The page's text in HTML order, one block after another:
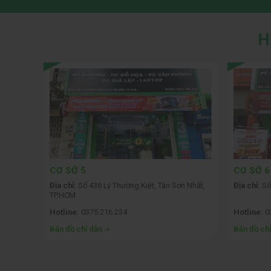
cao, chất lượng hình ảnh tốt và thiết kế tối giản
, cùng các tính năng
phẩm này chắc chắn sẽ giúp bạn có những trải
CƠ SỞ 5
Địa chỉ: Số 436 Lý Thường Kiệt, Tân Sơn Nhất,
TP.HCM
Hotline: 0375.216.234
Bản đồ chỉ dẫn
CƠ SỞ 6
Địa chỉ:
Hotline:
Bản đồ